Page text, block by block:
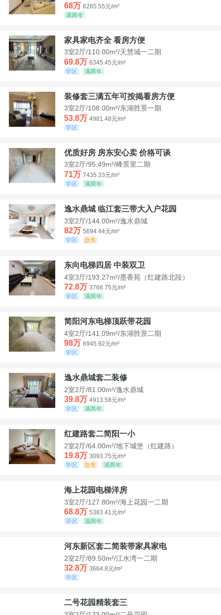
68万 6265.55元/m²
满两年
家具家电齐全 看房方便
3室2厅/110.00m²/天慧城一二期
69.8万 6345.45元/m²
学区
满两年
装修套三满五年可按揭看房方便
3室2厅/108.00m²/东湖胜景一期
53.8万 4981.48元/m²
学区
优质好房 房东安心卖 价格可谈
3室2厅/95.49m²/峰景里二期
71万 7435.33元/m²
学区
满两年
逸水鼎城 临江套三带大入户花园
3室2厅/144.00m²/逸水鼎城
82万 5694.44元/m²
学区
急售
东向电梯四居 中装双卫
4室3厅/193.27m²/墨香苑（红建路北段）
72.8万 3766.75元/m²
学区
满两年
简阳河东电梯顶跃带花园
4室2厅/141.09m²/东湖胜景二期
98万 6945.92元/m²
学区
逸水鼎城套二装修
2室2厅/81.00m²/逸水鼎城
39.8万 4913.58元/m²
学区
满两年
红建路套二简阳一小
2室2厅/64.00m²/地下城堡（红建路）
19.8万 3093.75元/m²
学区
急售 满两年
海上花园电梯洋房
3室2厅/127.80m²/海上花园一二期
68.8万 5383.41元/m²
学区
满两年
河东新区套二简装带家具家电
2室2厅/89.50m²/江水湾一二期
32.8万 3664.8元/m²
学区
二号花园精装套三